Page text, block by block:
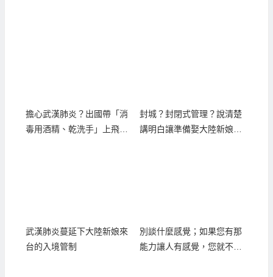
擔心武漢肺炎？出國帶「消
毒用酒精、乾洗手」上飛機
封城？封閉式管理？說清楚
講明白讓準備娶大陸新娘的
武漢肺炎蔓延下大陸新娘來
台的入境管制
別談什麼感覺；如果您有那
能力讓人有感覺，您就不需